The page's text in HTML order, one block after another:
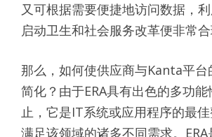
又可根据需要便捷地访问数据，
启动卫生和社会服务改革便非常合
那么，如何使供应商与Kanta平台
简化？由于ERA具有出色的多功
止，它是IT系统或应用程序的最
满足该领域的诸多不同需求。